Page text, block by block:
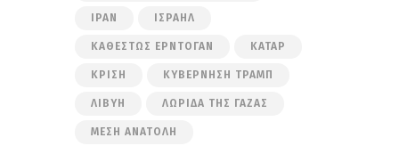
ΙΡΆΝ ΙΣΡΑΉΛ
ΚΑΘΕΣΤΏΣ ΕΡΝΤΟΓΆΝ ΚΑΤΆΡ
ΚΡΊΣΗ ΚΥΒΈΡΝΗΣΗ ΤΡΑΜΠ
ΛΙΒΎΗ ΛΩΡΊΔΑ ΤΗΣ ΓΆΖΑΣ
ΜΈΣΗ ΑΝΑΤΟΛΉ